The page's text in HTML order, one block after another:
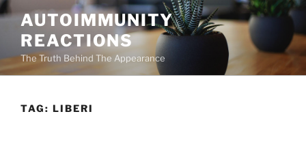
Salta
contenuto
AUTOIMMUNITY
REACTIONS
The Truth Behind The Appearance
TAG: LIBERI